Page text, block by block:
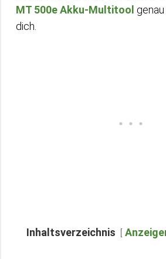
MT 500e Akku-Multitool
dich.
Inhaltsverzeichnis